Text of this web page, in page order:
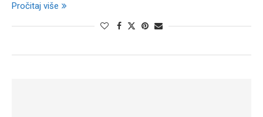
Pročitaj više